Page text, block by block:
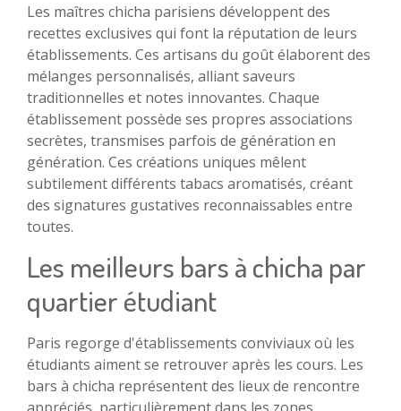
Les maîtres chicha parisiens développent des
recettes exclusives qui font la réputation de leurs
établissements. Ces artisans du goût élaborent des
mélanges personnalisés, alliant saveurs
traditionnelles et notes innovantes. Chaque
établissement possède ses propres associations
secrètes, transmises parfois de génération en
génération. Ces créations uniques mêlent
subtilement différents tabacs aromatisés, créant
des signatures gustatives reconnaissables entre
toutes.
Les meilleurs bars à chicha par
quartier étudiant
Paris regorge d'établissements conviviaux où les
étudiants aiment se retrouver après les cours. Les
bars à chicha représentent des lieux de rencontre